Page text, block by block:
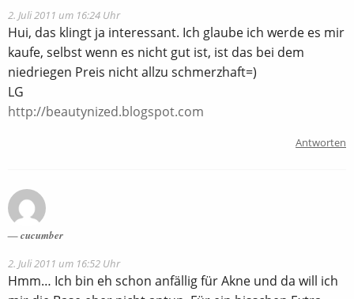
2. Juli 2011 um 16:24 Uhr
Hui, das klingt ja interessant. Ich glaube ich werde es mir
kaufe, selbst wenn es nicht gut ist, ist das bei dem
niedriegen Preis nicht allzu schmerzhaft=)
LG
http://beautynized.blogspot.com
Antworten
cucumber
2. Juli 2011 um 16:52 Uhr
Hmm… Ich bin eh schon anfällig für Akne und da will ich